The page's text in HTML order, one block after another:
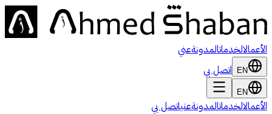
الأعمالالخدماتالمدونةعني
EN اتصل بي
EN
الأعمالالخدماتالمدونةعنياتصل بي